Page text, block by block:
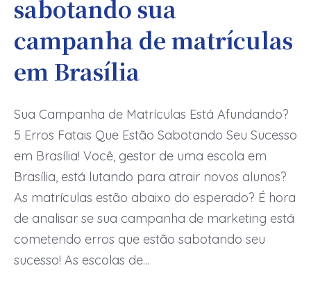
sabotando sua
campanha de matrículas
em Brasília
Sua Campanha de Matrículas Está Afundando?
5 Erros Fatais Que Estão Sabotando Seu Sucesso
em Brasília! Você, gestor de uma escola em
Brasília, está lutando para atrair novos alunos?
As matrículas estão abaixo do esperado? É hora
de analisar se sua campanha de marketing está
cometendo erros que estão sabotando seu
sucesso! As escolas de...